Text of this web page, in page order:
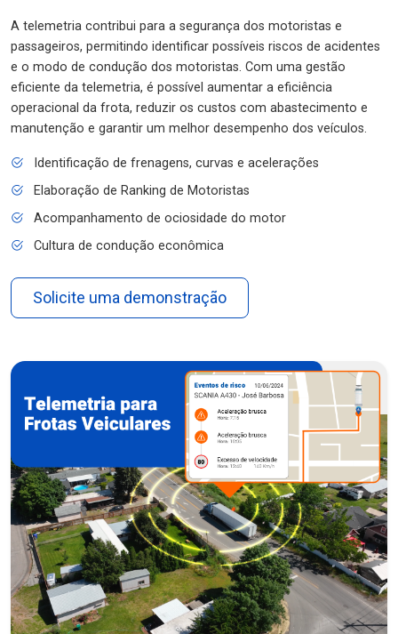
A telemetria contribui para a segurança dos motoristas e
passageiros, permitindo identificar possíveis riscos de acidentes
e o modo de condução dos motoristas. Com uma gestão
eficiente da telemetria, é possível aumentar a eficiência
operacional da frota, reduzir os custos com abastecimento e
manutenção e garantir um melhor desempenho dos veículos.
Identificação de frenagens, curvas e acelerações
Elaboração de Ranking de Motoristas
Acompanhamento de ociosidade do motor
Cultura de condução econômica
Solicite uma demonstração